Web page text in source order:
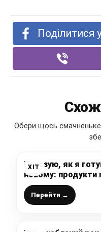
Поділитися
Обери щось
ХІТ
Показую, як я
новому: продукти
незвичайна і дуже
Перейти →